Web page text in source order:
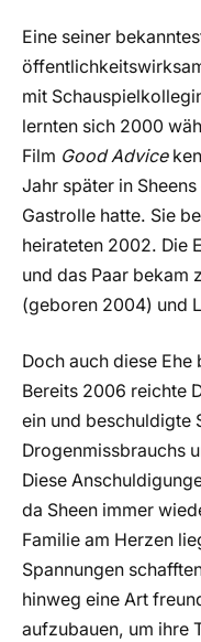
Eine seiner
mit
lernten sich 2000
Film Good Advice
Jahr später in
Gastrolle hatte. Sie
heirateten 2002. Die
und das Paar bekam
(geboren 2004) und
Doch auch diese
Bereits 2006 reichte
ein und beschuldigte
Drogenmissbrauchs
Diese
da Sheen immer
Familie am Herzen
Spannungen
hinweg eine Art
aufzubauen, um ihre